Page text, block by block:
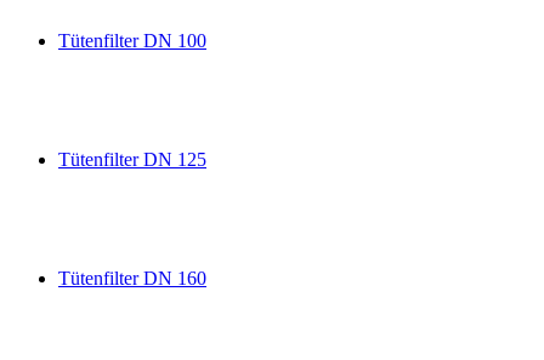
Tütenfilter DN 100
Tütenfilter DN 125
Tütenfilter DN 160